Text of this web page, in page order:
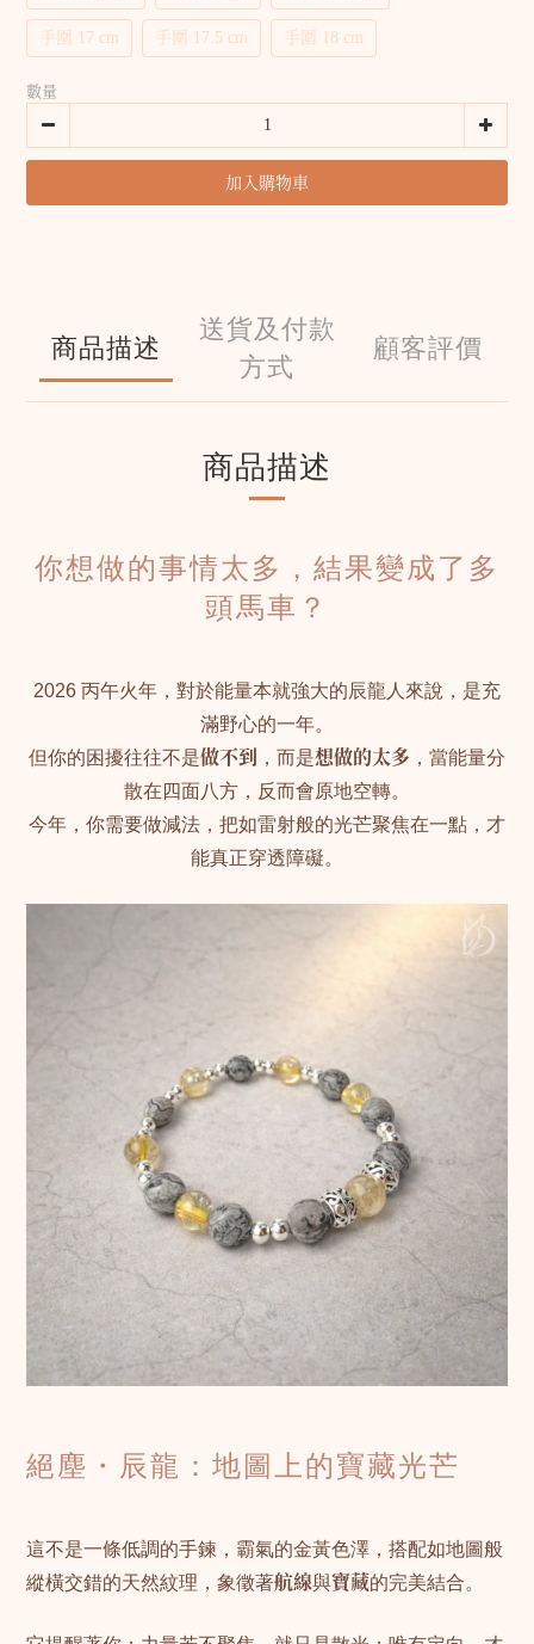
手圍 17 cm 手圍 17.5 cm 手圍 18 cm
數量
加入購物車
商品描述
送貨及付款
方式
顧客評價
商品描述
你想做的事情太多，結果變成了多
頭馬車？
2026 丙午火年，對於能量本就強大的辰龍人來說，是充
滿野心的一年。
但你的困擾往往不是做不到 ，而是想做的太多 ，當能量分
散在四面八方，反而會原地空轉。
今年，你需要做減法，把如雷射般的光芒聚焦在一點，才
能真正穿透障礙。
絕塵・辰龍：地圖上的寶藏光芒
這不是一條低調的手鍊，霸氣的金黃色澤，搭配如地圖般
縱橫交錯的天然紋理，象徵著航線與寶藏的完美結合。